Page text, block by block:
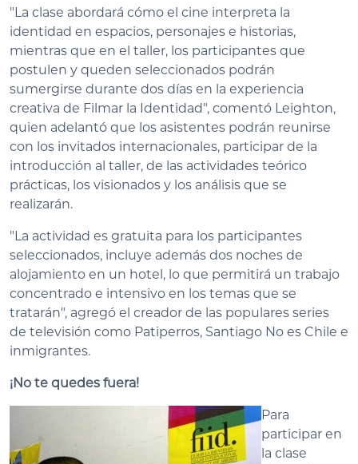
"La clase abordará cómo el cine interpreta la
identidad en espacios, personajes e historias,
mientras que en el taller, los participantes que
postulen y queden seleccionados podrán
sumergirse durante dos días en la experiencia
creativa de Filmar la Identidad", comentó Leighton,
quien adelantó que los asistentes podrán reunirse
con los invitados internacionales, participar de la
introducción al taller, de las actividades teórico
prácticas, los visionados y los análisis que se
realizarán.
"La actividad es gratuita para los participantes
seleccionados, incluye además dos noches de
alojamiento en un hotel, lo que permitirá un trabajo
concentrado e intensivo en los temas que se
tratarán", agregó el creador de las populares series
de televisión como Patiperros, Santiago No es Chile e
inmigrantes.
¡No te quedes fuera!
Para
participar en
la clase